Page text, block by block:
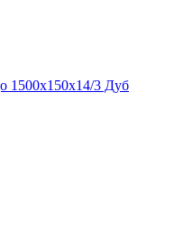
1500х150х14/3 Дуб